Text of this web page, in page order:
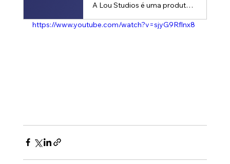
A Lou Studios é uma produtora de vídeos, especializada em motion design, animação 2D e 3D. Temos o vídeo certo para suas redes sociais!
https://www.youtube.com/watch?v=sjyG9Rflnx8